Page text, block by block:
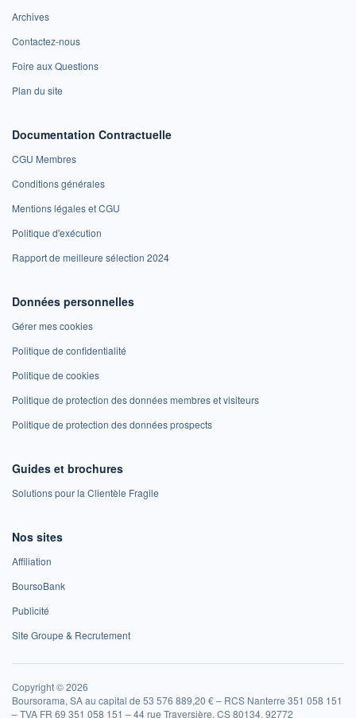
Archives
Contactez-nous
Foire aux Questions
Plan du site
Documentation Contractuelle
CGU Membres
Conditions générales
Mentions légales et CGU
Politique d'exécution
Rapport de meilleure sélection 2024
Données personnelles
Gérer mes cookies
Politique de confidentialité
Politique de cookies
Politique de protection des données membres et visiteurs
Politique de protection des données prospects
Guides et brochures
Solutions pour la Clientèle Fragile
Nos sites
Affiliation
BoursoBank
Publicité
Site Groupe & Recrutement
Copyright © 2026
Boursorama, SA au capital de 53 576 889,20 € – RCS Nanterre 351 058 151
– TVA FR 69 351 058 151 – 44 rue Traversière, CS 80134, 92772